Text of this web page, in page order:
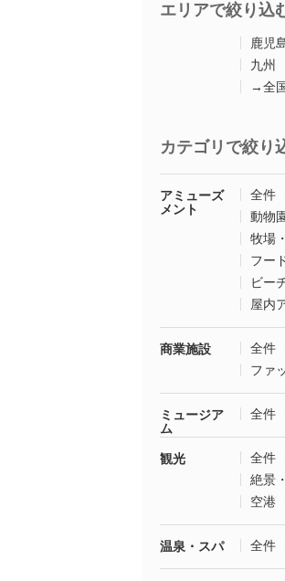
エリアで絞り込
鹿児
九州
→全
カテゴリで絞り
アミューズ
メント
全件
動物
牧場
フー
ビー
屋内
商業施設 全件
ファ
ミュージア
ム
全件
観光 全件
絶景
空港
温泉・スパ 全件